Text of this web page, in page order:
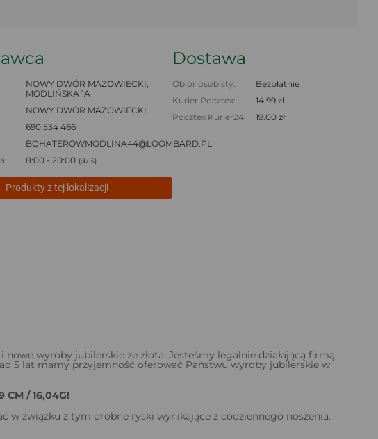
NOWY DWÓR MAZOWIECKI,
MODLIŃSKA 1A
NOWY DWÓR MAZOWIECKI
690 534 466
BOHATEROWMODLINA44@LOOMBARD.PL
8:00 - 20:00 (dziś)
Produkty z tej lokalizacji
Dostawa
Obiór osobisty:
Bezpłatnie
Kurier Pocztex:
14.99 zł
Pocztex Kurier24:
19.00 zł
wyroby jubilerskie ze złota. Jesteśmy legalnie działającą firmą,
5 lat mamy przyjemność oferować Państwu wyroby jubilerskie w
CM / 16,04G!
w związku z tym drobne ryski wynikające z codziennego noszenia.